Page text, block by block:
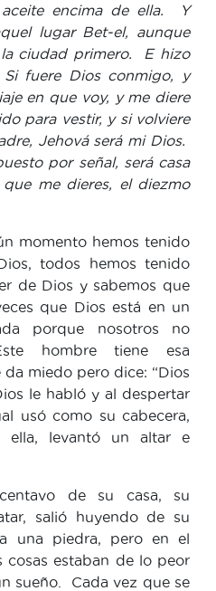
encima de ella. Y
lugar Bet-el, aunque
ciudad primero. E hizo
fuere Dios conmigo, y
en que voy, y me diere
para vestir, y si volviere
Jehová será mi Dios.
por señal, será casa
me dieres, el diezmo
momento hemos tenido
todos hemos tenido
de Dios y sabemos que
que Dios está en un
porque nosotros no
hombre tiene esa
miedo pero dice: “Dios
le habló y al despertar
usó como su cabecera,
ella, levantó un altar e
de su casa, su
salió huyendo de su
una piedra, pero en el
cosas estaban de lo peor
sueño. Cada vez que se